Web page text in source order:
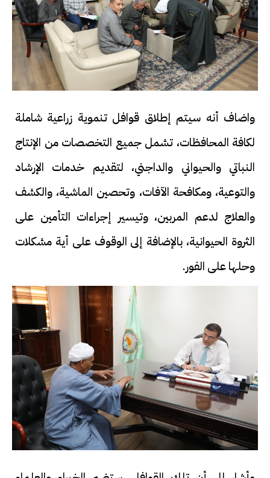
واضاف أنه سيتم إطلاق قوافل تنموية زراعية شاملة
لكافة المحافظات، تشمل جميع التخصصات من الإنتاج
النباتي والحيواني والداجني، لتقديم خدمات الإرشاد
والتوعية، ومكافحة الآفات، وتحصين الماشية، والكشف
والعلاج لدعم المربين، وتيسير إجراءات التأمين على
الثروة الحيوانية، بالإضافة إلى الوقوف على أية مشكلات
وحلها على الفور.